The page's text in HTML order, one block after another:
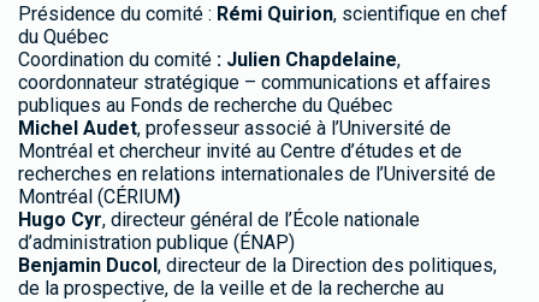
Présidence du comité : Rémi Quirion, scientifique en chef
du Québec
Coordination du comité : Julien Chapdelaine,
coordonnateur stratégique – communications et affaires
publiques au Fonds de recherche du Québec
Michel Audet, professeur associé à l’Université de
Montréal et chercheur invité au Centre d’études et de
recherches en relations internationales de l’Université de
Montréal (CÉRIUM)
Hugo Cyr, directeur général de l’École nationale
d’administration publique (ÉNAP)
Benjamin Ducol, directeur de la Direction des politiques,
de la prospective, de la veille et de la recherche au